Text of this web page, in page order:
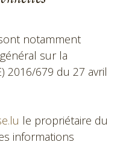
notamment
sur la
2016/679 du 27 avril
le propriétaire du
informations